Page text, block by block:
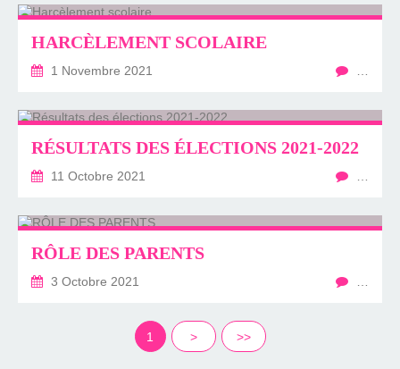
HARCÈLEMENT SCOLAIRE
1 Novembre 2021
RÉSULTATS DES ÉLECTIONS 2021-2022
11 Octobre 2021
RÔLE DES PARENTS
3 Octobre 2021
1 > >>